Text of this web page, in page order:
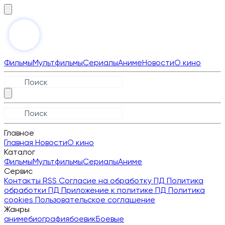
ФильмыМультфильмыСериалыАнимеНовостиО кино
Главное
Главная НовостиО кино
Каталог
ФильмыМультфильмыСериалыАниме
Сервис
Контакты RSS Согласие на обработку ПД Политика
обработки ПД Приложение к политике ПД Политика
cookies Пользовательское соглашение
Жанры
анимебиографиябоевикБоевые